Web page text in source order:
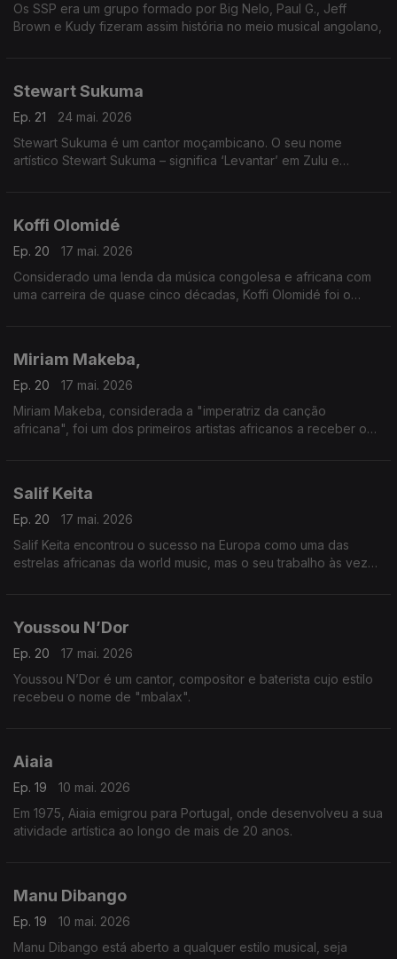
Os SSP era um grupo formado por Big Nelo, Paul G., Jeff
Brown e Kudy fizeram assim história no meio musical angolano,
Stewart Sukuma
Ep. 21
24 mai. 2026
Stewart Sukuma é um cantor moçambicano. O seu nome
artístico Stewart Sukuma – significa ‘Levantar’ em Zulu e
Koffi Olomidé
Ep. 20
17 mai. 2026
Considerado uma lenda da música congolesa e africana com
uma carreira de quase cinco décadas, Koffi Olomidé foi o
Miriam Makeba,
Ep. 20
17 mai. 2026
Miriam Makeba, considerada a "imperatriz da canção
africana", foi um dos primeiros artistas africanos a receber o
Salif Keita
Ep. 20
17 mai. 2026
Salif Keita encontrou o sucesso na Europa como uma das
estrelas africanas da world music, mas o seu trabalho às vezes
Youssou N’Dor
Ep. 20
17 mai. 2026
Youssou N’Dor é um cantor, compositor e baterista cujo estilo
recebeu o nome de "mbalax".
Aiaia
Ep. 19
10 mai. 2026
Em 1975, Aiaia emigrou para Portugal, onde desenvolveu a sua
atividade artística ao longo de mais de 20 anos.
Manu Dibango
Ep. 19
10 mai. 2026
Manu Dibango está aberto a qualquer estilo musical, seja